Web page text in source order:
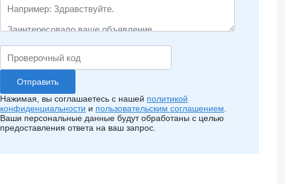
Нажимая, вы соглашаетесь с нашей политикой
конфиденциальности и пользовательским соглашением
Ваши персональные данные будут обработаны с целью
предоставления ответа на ваш запрос.